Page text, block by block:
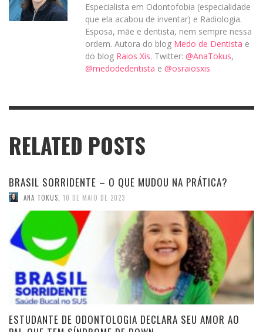
Especialista em Odontofobia (especialidade
que ela acabou de inventar) e Radiologia.
Esposa, mãe e dentista, nem sempre nessa
ordem. Autora do blog Medo de Dentista e
do blog Raios Xis. Twitter: @AnaTokus,
@medodedentista e @osraiosxis
RELATED POSTS
BRASIL SORRIDENTE – O QUE MUDOU NA PRÁTICA?
ANA TOKUS 10 DE MAIO DE 2023
ESTUDANTE DE ODONTOLOGIA DECLARA SEU AMOR AO